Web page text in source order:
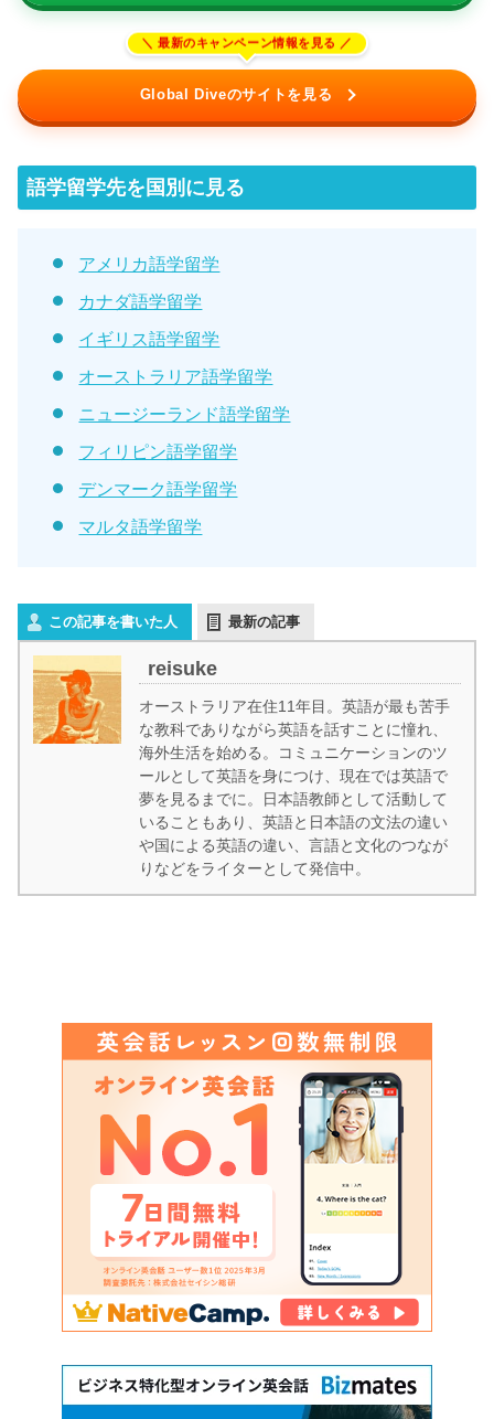
Global Diveのサイトを見る
語学留学先を国別に見る
アメリカ語学留学
カナダ語学留学
イギリス語学留学
オーストラリア語学留学
ニュージーランド語学留学
フィリピン語学留学
デンマーク語学留学
マルタ語学留学
この記事を書いた人 最新の記事
reisuke
オーストラリア在住11年目。英語が最も苦手
な教科でありながら英語を話すことに憧れ、
海外生活を始める。コミュニケーションのツ
ールとして英語を身につけ、現在では英語で
夢を見るまでに。日本語教師として活動して
いることもあり、英語と日本語の文法の違い
や国による英語の違い、言語と文化のつなが
りなどをライターとして発信中。